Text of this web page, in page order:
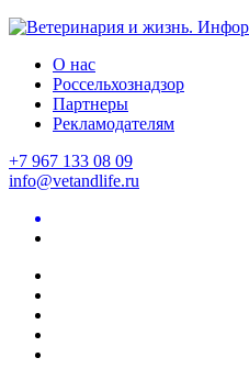
О нас
Россельхознадзор
Партнеры
Рекламодателям
+7 967 133 08 09
info@vetandlife.ru